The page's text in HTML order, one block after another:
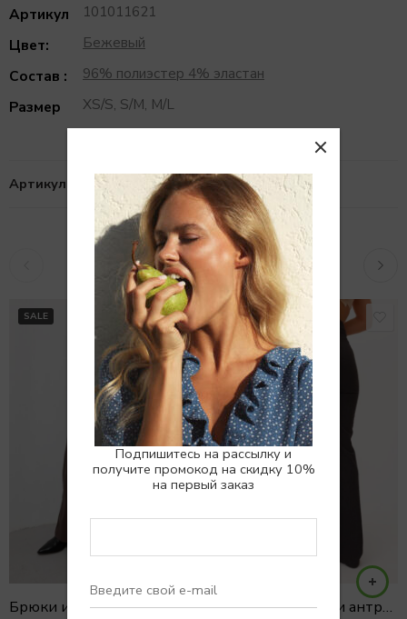
Подпишитесь на рассылку и
получите промокод на скидку 10%
на первый заказ
Артикул
101011621
Цвет:
Бежевый
Состав :
96% полиэстер 4% эластан
Размер
XS/S, S/M, M/L
Артикул: 101011621
Похожие товары
SALE
Брюки из эко кожи STRAIGHT
SALE
Брюки с разрезами антрацит